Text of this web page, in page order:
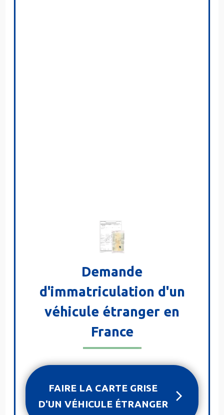
Demande
d'immatriculation d'un
véhicule étranger en
France
FAIRE LA CARTE GRISE
D'UN VÉHICULE ÉTRANGER